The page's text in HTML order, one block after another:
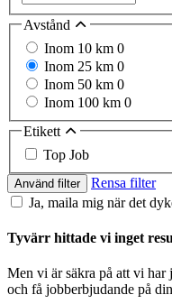
Avstånd
Inom 10 km 0
Inom 25 km 0
Inom 50 km 0
Inom 100 km 0
Etikett
Top Job
Använd filter
Rensa filter
Ja, maila mig när det
Tyvärr hittade vi inget
Men vi är säkra på att vi har
och få jobberbjudande på